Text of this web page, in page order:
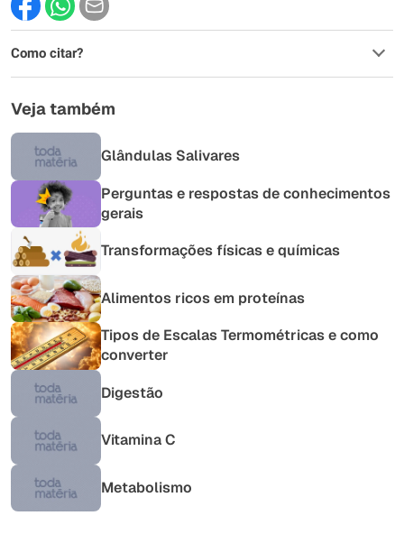
Este conteúdo contém informação incorreta
Este conteúdo não tem a informação que procuro
Como citar?
Veja também
Glândulas Salivares
Perguntas e respostas de conhecimentos
gerais
Transformações físicas e químicas
Alimentos ricos em proteínas
Tipos de Escalas Termométricas e como
converter
Digestão
Vitamina C
Metabolismo